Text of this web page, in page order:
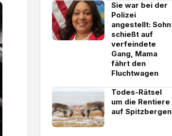
Sie war bei der
Polizei
angestellt: Sohn
schießt auf
verfeindete
Gang, Mama
fährt den
Fluchtwagen
Todes-Rätsel
um die Rentiere
auf Spitzbergen